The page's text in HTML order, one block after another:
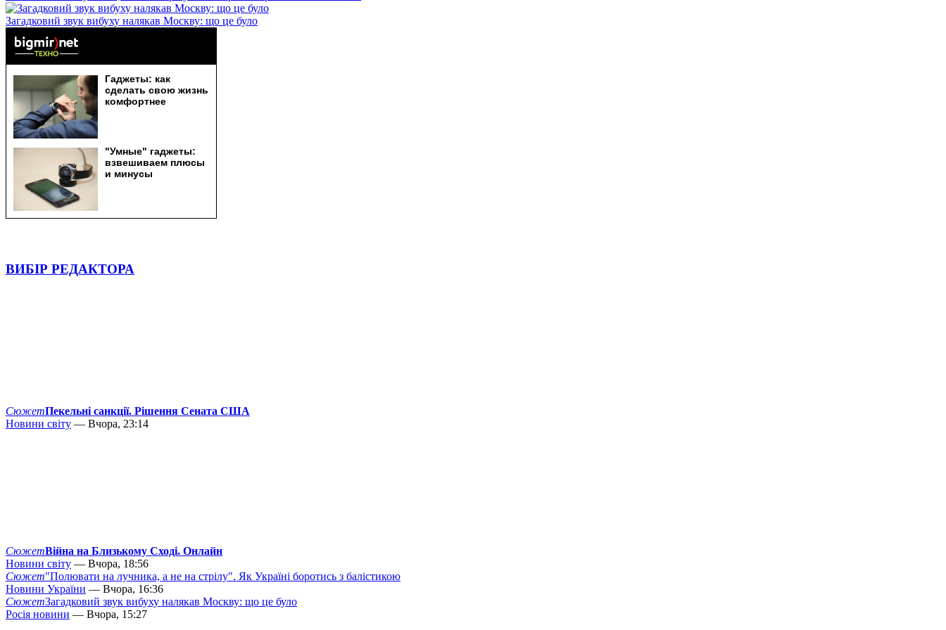
Загадковий звук вибуху налякав Москву: що це було
ВИБІР РЕДАКТОРА
СюжетПекельні санкції. Рішення Сената США
Новини світу — Вчора, 23:14
СюжетВійна на Близькому Сході. Онлайн
Новини світу — Вчора, 18:56
Сюжет"Полювати на лучника, а не на стрілу". Як Україні боротись з балістикою
Новини України — Вчора, 16:36
СюжетЗагадковий звук вибуху налякав Москву: що це було
Росія новини — Вчора, 15:27